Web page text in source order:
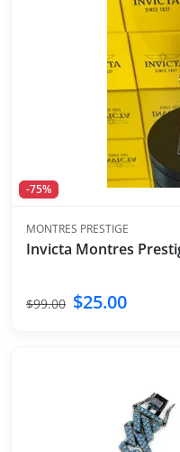
-75%
MONTRES PRESTIGE
Invicta Montres
$99.00 $25.00